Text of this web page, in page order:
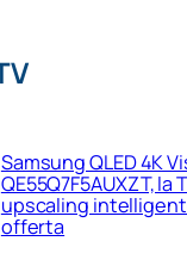
Samsung QLED 4K
QE55Q7F5AUXZT, la
upscaling
offerta